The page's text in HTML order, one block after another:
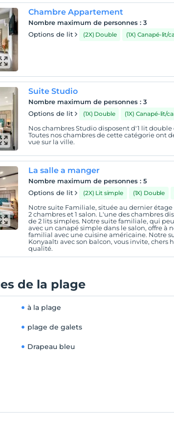
Chambre Appartement
Nombre maximum de personnes :3
Options de lit
(2X) Double (1X) Canapé-lit/
Suite Studio
Nombre maximum de personnes :3
Options de lit
(1X) Double (1X) Canapé-lit/
Nos chambres Studio disposent d'1 lit
Toutes nos chambres de cette catégorie ont
vue sur la ville.
La salle a manger
Nombre maximum de personnes :5
Options de lit
(2X) Lit simple (1X) Double
Notre suite Familiale, située au dernier
2 chambres et 1 salon. L'une des chambres
de 2 lits simples. Notre suite familiale, qui
avec un canapé simple dans le salon, offre à
familial avec une cuisine américaine. Notre
Konyaaltı avec son balcon, vous invite, chers
qualité.
de la plage
à la plage
plage de galets
Drapeau bleu